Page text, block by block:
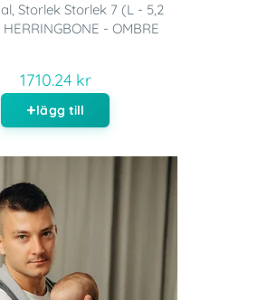
Storlek Storlek 7 (L - 5,2
- OMBRE
1710.24 kr
lägg till